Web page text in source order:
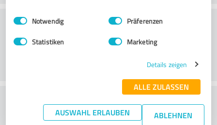
Impressum Datenschutzbestimmungen
Einwilligungsauswahl
Notwendig Präferenzen
Statistiken Marketing
Details zeigen
ALLE ZULASSEN
AUSWAHL ERLAUBEN ABLEHNEN
Kundenservice
Wie beurteilen Sie das
Preis-/Leistungsverhältnis?